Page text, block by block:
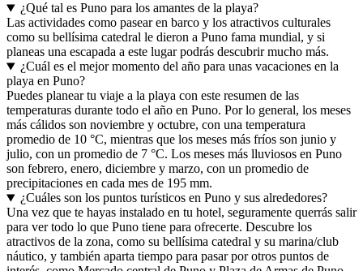
¿Qué tal es Puno para los amantes de la playa?
Las actividades como pasear en barco y los atractivos culturales
como su bellísima catedral le dieron a Puno fama mundial, y si
planeas una escapada a este lugar podrás descubrir mucho más.
¿Cuál es el mejor momento del año para unas vacaciones en la
playa en Puno?
Puedes planear tu viaje a la playa con este resumen de las
temperaturas durante todo el año en Puno. Por lo general, los meses
más cálidos son noviembre y octubre, con una temperatura
promedio de 10 °C, mientras que los meses más fríos son junio y
julio, con un promedio de 7 °C. Los meses más lluviosos en Puno
son febrero, enero, diciembre y marzo, con un promedio de
precipitaciones en cada mes de 195 mm.
¿Cuáles son los puntos turísticos en Puno y sus alrededores?
Una vez que te hayas instalado en tu hotel, seguramente querrás salir
para ver todo lo que Puno tiene para ofrecerte. Descubre los
atractivos de la zona, como su bellísima catedral y su marina/club
náutico, y también aparta tiempo para pasar por otros puntos de